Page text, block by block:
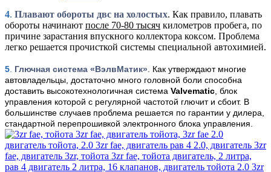
4. Плавают обороты двс на холостых. Как правило, плавать
обороты начинают после 70-80 тысяч километров пробега, по
причине зарастания впускного коллектора коксом. Проблема
легко решается прочисткой системы специальной автохимией.
5 Глючная система «ВэлвМатик» . Как утверждают многие
автовладельцы, достаточно много головной боли способна
доставить высокотехнологичная система Valvematic , блок
управления которой с регулярной частотой глючит и сбоит. В
большинстве случаев проблема решается по гарантии у дилера,
стандартной перепрошивкой электронного блока управления.